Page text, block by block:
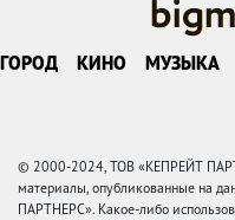
ГОРОД КИНО МУЗЫКА
© 2000-2024, ТОВ «КЕПРЕЙТ
материалы, опубликованные на
ПАРТНЕРС». Какое-либо